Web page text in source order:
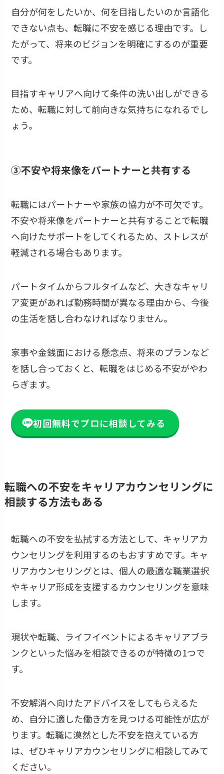
自分が何をしたいか、何を目指したいのか言語化
できない点も、転職に不安を感じる理由です。し
たがって、将来のビジョンを明確にするのが重要
です。
目指すキャリアへ向けて条件の洗い出しができる
ため、転職に対して前向きな気持ちになれるでし
ょう。
③不安や将来像をパートナーと共有する
転職にはパートナーや家族の協力が不可欠です。
不安や将来像をパートナーと共有することで転職
へ向けたサポートをしてくれるため、ストレスが
軽減される場合もあります。
パートタイムからフルタイムなど、大きなキャリ
ア変更があれば勤務時間が異なる理由から、今後
の生活を話し合わなければなりません。
家事や金銭面における懸念点、将来のプランなど
を話し合っておくと、転職をはじめる不安がやわ
らぎます。
初回無料でプロに相談してみる
転職への不安をキャリアカウンセリングに
相談する方法もある
転職への不安を払拭する方法として、キャリアカ
ウンセリングを利用するのもおすすめです。キャ
リアカウンセリングとは、個人の最適な職業選択
やキャリア形成を支援するカウンセリングを意味
します。
現状や転職、ライフイベントによるキャリアブラ
ンクといった悩みを相談できるのが特徴の1つで
す。
不安解消へ向けたアドバイスをしてもらえるた
め、自分に適した働き方を見つける可能性が広が
ります。転職に漠然とした不安を抱えている方
は、ぜひキャリアカウンセリングに相談してみて
ください。